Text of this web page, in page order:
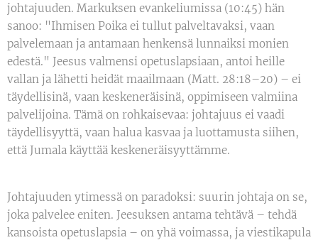
johtajuuden. Markuksen evankeliumissa (10:45) hän
sanoo: "Ihmisen Poika ei tullut palveltavaksi, vaan
palvelemaan ja antamaan henkensä lunnaiksi monien
edestä." Jeesus valmensi opetuslapsiaan, antoi heille
vallan ja lähetti heidät maailmaan (Matt. 28:18–20) – ei
täydellisinä, vaan keskeneräisinä, oppimiseen valmiina
palvelijoina. Tämä on rohkaisevaa: johtajuus ei vaadi
täydellisyyttä, vaan halua kasvaa ja luottamusta siihen,
että Jumala käyttää keskeneräisyyttämme.
Johtajuuden ytimessä on paradoksi: suurin johtaja on se,
joka palvelee eniten. Jeesuksen antama tehtävä – tehdä
kansoista opetuslapsia – on yhä voimassa, ja viestikapula